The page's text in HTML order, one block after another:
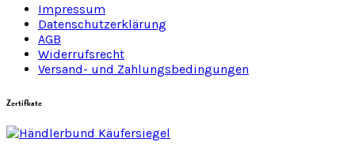
Impressum
Datenschutzerklärung
AGB
Widerrufsrecht
Versand- und Zahlungsbedingungen
Zertifkate